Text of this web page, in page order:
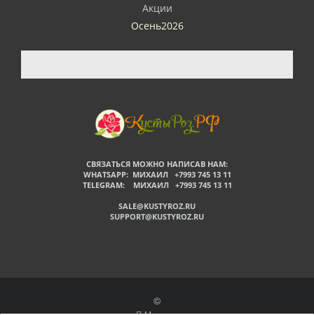
Акции
Осень2026
СВЯЗАТЬСЯ МОЖНО НАПИСАВ НАМ:
WHATSAPP: МИХАИЛ +7993 745 13 11
TELEGRAM: МИХАИЛ +7993 745 13 11
SALE@KUSTYROZ.RU
SUPPORT@KUSTYROZ.RU
©